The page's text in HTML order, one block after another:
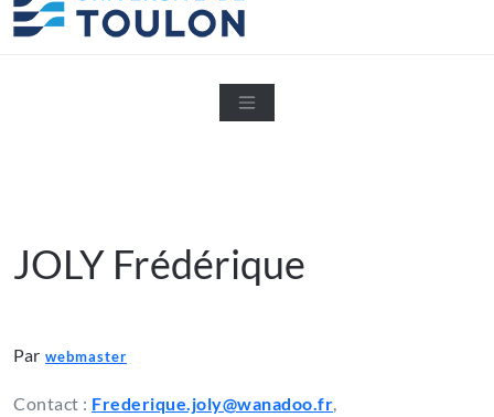
JOLY Frédérique
Par webmaster
Contact : Frederique.joly@wanadoo.fr,